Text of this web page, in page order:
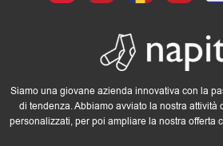
Siamo una giovane azienda innovativa con la
di tendenza. Abbiamo avviato la nostra attività
personalizzati, per poi ampliare la nostra offerta